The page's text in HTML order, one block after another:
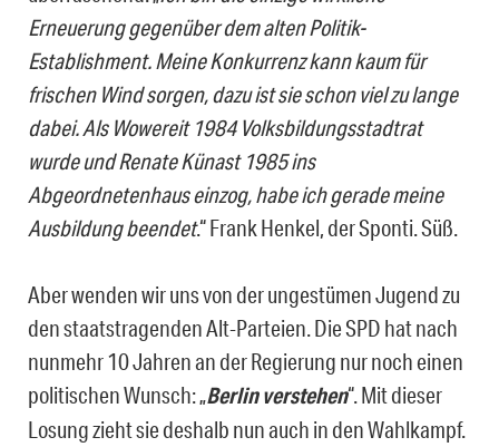
Erneuerung gegenüber dem alten Politik-
Establishment. Meine Konkurrenz kann kaum für
frischen Wind sorgen, dazu ist sie schon viel zu lange
dabei. Als Wowereit 1984 Volksbildungsstadtrat
wurde und Renate Künast 1985 ins
Abgeordnetenhaus einzog, habe ich gerade meine
Ausbildung beendet.“ Frank Henkel, der Sponti. Süß.
Aber wenden wir uns von der ungestümen Jugend zu
den staatstragenden Alt-Parteien. Die SPD hat nach
nunmehr 10 Jahren an der Regierung nur noch einen
politischen Wunsch: „Berlin verstehen“. Mit dieser
Losung zieht sie deshalb nun auch in den Wahlkampf.